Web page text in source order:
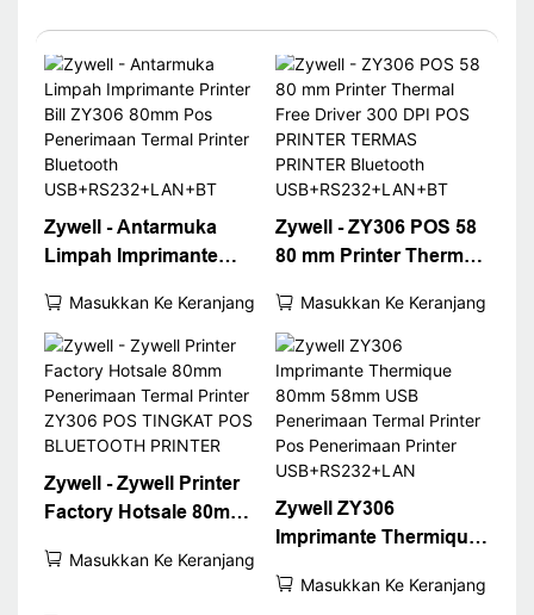
Zywell - Antarmuka
Limpah Imprimante
80mm Pos Penerimaan
Termal Printer
Bluetooth
USB+RS232+LAN+BT
Masukkan Ke Keranjang
Zywell - ZY306 POS 58
80 mm Printer Thermal
POS PRINTER
TERMAS PRINTER
Bluetooth
USB+RS232+LAN+BT
Masukkan Ke Keranjang
Zywell - Zywell Printer
Factory Hotsale 80mm
Printer ZY306 POS
Masukkan Ke Keranjang
Zywell ZY306
Imprimante Thermique
Penerimaan Termal
Masukkan Ke Keranjang